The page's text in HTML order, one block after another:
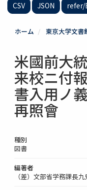
CSV JSON refer/
ホーム 東京大学文書
米國前大
来校ニ付
書入用ノ
再照會
種別
図書
編著者
（差）文部省学務課長